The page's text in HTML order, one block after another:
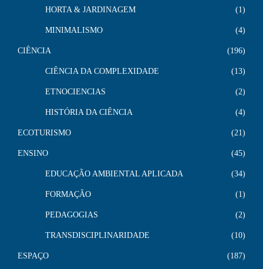
HORTA & JARDINAGEM 1
MINIMALISMO 4
CIÊNCIA 196
CIÊNCIA DA COMPLEXIDADE 13
ETNOCIENCIAS 2
HISTÓRIA DA CIÊNCIA 4
ECOTURISMO 21
ENSINO 45
EDUCAÇÃO AMBIENTAL APLICADA 34
FORMAÇÃO 1
PEDAGOGIAS 2
TRANSDISCIPLINARIDADE 10
ESPAÇO 187